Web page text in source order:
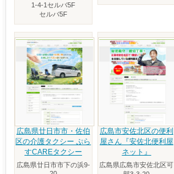
1-4-1セルバ5F
セルバ5F
広島県廿日市市・佐伯
区の介護タクシー ぷら
すCAREタクシー
広島県廿日市市下の浜9-
広島市安佐北区の便利
屋さん『安佐北便利屋
ネット』
広島県広島市安佐北区可